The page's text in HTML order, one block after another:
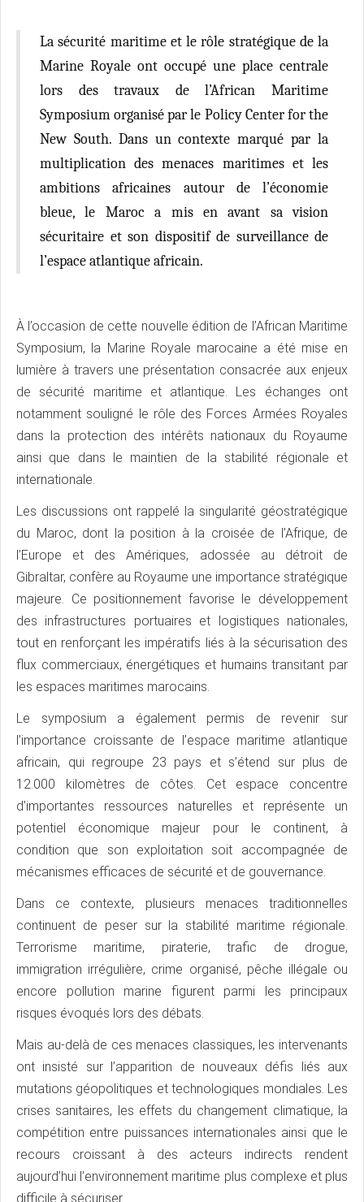
La sécurité maritime et le rôle stratégique de la
Marine Royale ont occupé une place centrale
lors des travaux de l’African Maritime
Symposium organisé par le Policy Center for the
New South. Dans un contexte marqué par la
multiplication des menaces maritimes et les
ambitions africaines autour de l’économie
bleue, le Maroc a mis en avant sa vision
sécuritaire et son dispositif de surveillance de
l’espace atlantique africain.
À l’occasion de cette nouvelle édition de l’African Maritime
Symposium, la Marine Royale marocaine a été mise en
lumière à travers une présentation consacrée aux enjeux
de sécurité maritime et atlantique. Les échanges ont
notamment souligné le rôle des Forces Armées Royales
dans la protection des intérêts nationaux du Royaume
ainsi que dans le maintien de la stabilité régionale et
internationale.
Les discussions ont rappelé la singularité géostratégique
du Maroc, dont la position à la croisée de l’Afrique, de
l’Europe et des Amériques, adossée au détroit de
Gibraltar, confère au Royaume une importance stratégique
majeure. Ce positionnement favorise le développement
des infrastructures portuaires et logistiques nationales,
tout en renforçant les impératifs liés à la sécurisation des
flux commerciaux, énergétiques et humains transitant par
les espaces maritimes marocains.
Le symposium a également permis de revenir sur
l’importance croissante de l’espace maritime atlantique
africain, qui regroupe 23 pays et s’étend sur plus de
12.000 kilomètres de côtes. Cet espace concentre
d’importantes ressources naturelles et représente un
potentiel économique majeur pour le continent, à
condition que son exploitation soit accompagnée de
mécanismes efficaces de sécurité et de gouvernance.
Dans ce contexte, plusieurs menaces traditionnelles
continuent de peser sur la stabilité maritime régionale.
Terrorisme maritime, piraterie, trafic de drogue,
immigration irrégulière, crime organisé, pêche illégale ou
encore pollution marine figurent parmi les principaux
risques évoqués lors des débats.
Mais au-delà de ces menaces classiques, les intervenants
ont insisté sur l’apparition de nouveaux défis liés aux
mutations géopolitiques et technologiques mondiales. Les
crises sanitaires, les effets du changement climatique, la
compétition entre puissances internationales ainsi que le
recours croissant à des acteurs indirects rendent
aujourd’hui l’environnement maritime plus complexe et plus
difficile à sécuriser.